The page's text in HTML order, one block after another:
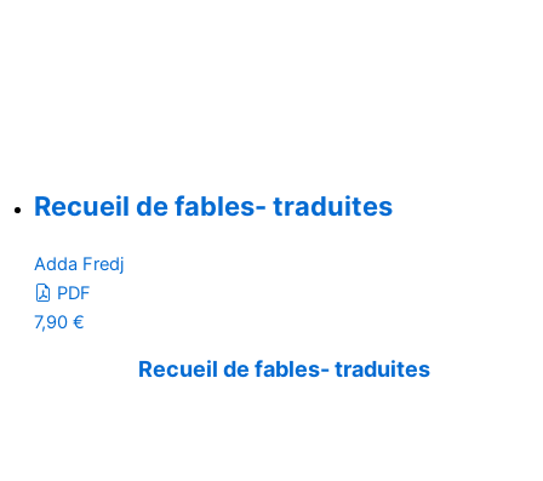
Recueil de fables- traduites
Adda Fredj
PDF
7,90 €
Recueil de fables- traduites